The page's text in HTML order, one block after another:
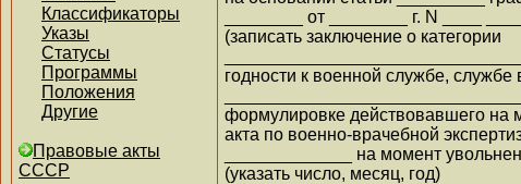
Классификаторы
Указы
Статусы
Программы
Положения
Другие
Правовые акты
СССР
________ от ________ г. N ____
(записать заключение о категории
годности к военной службе, службе
формулировке действовавшего на
акта по военно-врачебной
_____________ на момент
(указать число, месяц, год)